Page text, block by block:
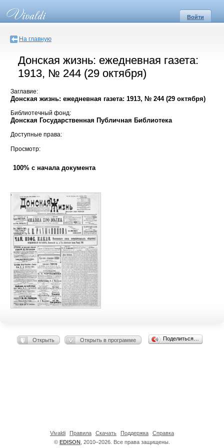
Войти
На главную
Донская жизнь: ежедневная газета:
1913, № 244 (29 октября)
Заглавие:
Донская жизнь: ежедневная газета: 1913, № 244 (29 октября)
Библиотечный фонд:
Донская Государственная Публичная Библиотека
Доступные права:
Просмотр:
100% с начала документа
Открыть Открыть в программе Поделиться…
© EDISON , 2010–2026. Все права защищены.
Vivaldi Правила Скачать Поддержка Справка